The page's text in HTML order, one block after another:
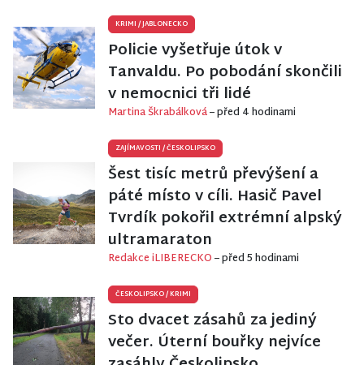
KRIMI /JABLONECKO
Policie vyšetřuje útok v
Tanvaldu. Po pobodání skončili
v nemocnici tři lidé
Martina Škrabálková– před 4 hodinami
ZAJÍMAVOSTI /ČESKOLIPSKO
Šest tisíc metrů převýšení a
páté místo v cíli. Hasič Pavel
Tvrdík pokořil extrémní alpský
ultramaraton
Redakce iLIBERECKO– před 5 hodinami
ČESKOLIPSKO/KRIMI
Sto dvacet zásahů za jediný
večer. Úterní bouřky nejvíce